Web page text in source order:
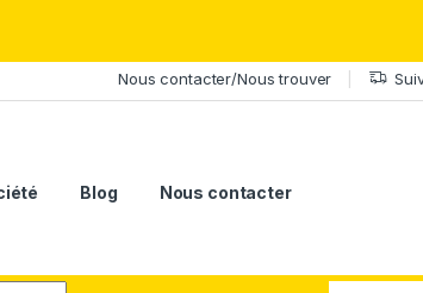
Nous contacter/Nous trouver
Blog Nous contacter